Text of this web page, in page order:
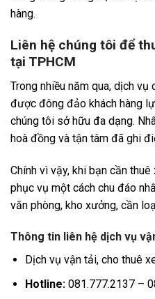
hàng.
Liên hệ chúng tôi để
tại TPHCM
Trong nhiều năm qua, dịch
được đông đảo khách hàng
chúng tôi sở hữu đa dạng.
hoà đồng và tận tâm đã ghi
Chính vì vậy, khi bạn cần
phục vụ một cách chu đáo
văn phòng, kho xưởng, cần
Thông tin liên hệ dịch vụ
Dịch vụ vận tải, cho thuê
Hotline:081.777.2137 –